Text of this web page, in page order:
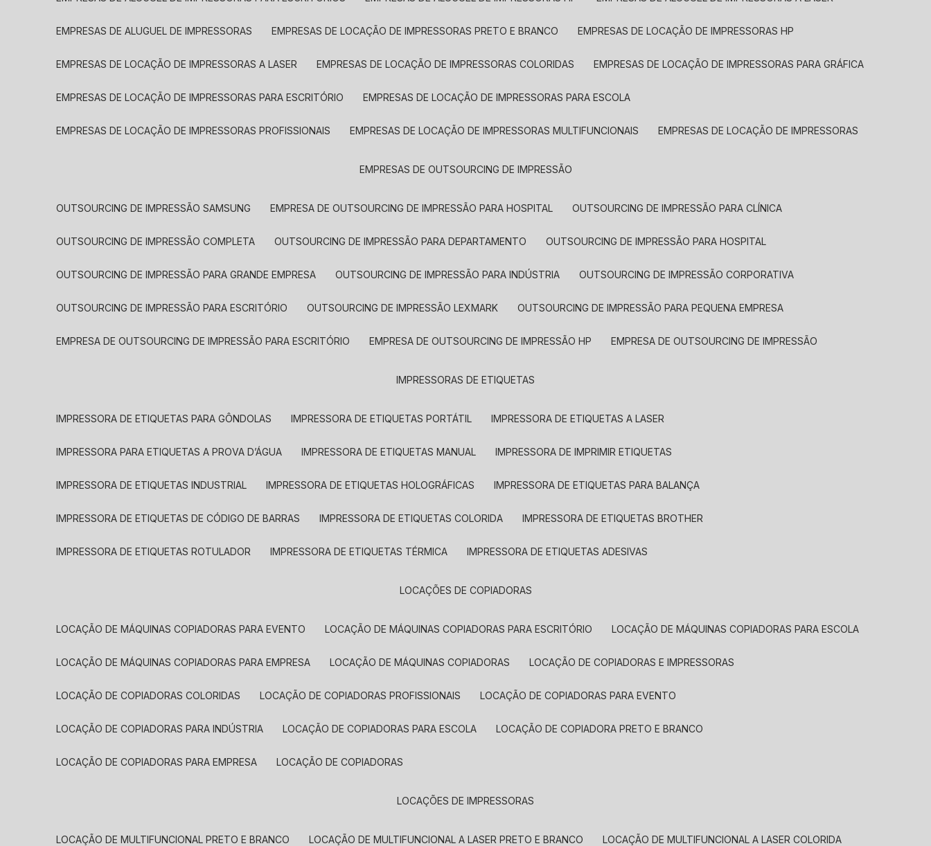
EMPRESAS DE ALUGUEL DE IMPRESSORAS EMPRESAS DE LOCAÇÃO DE IMPRESSORAS PRETO E BRANCO EMPRESAS DE LOCAÇÃO DE IMPRESSORAS HP
EMPRESAS DE LOCAÇÃO DE IMPRESSORAS A LASER EMPRESAS DE LOCAÇÃO DE IMPRESSORAS COLORIDAS EMPRESAS DE LOCAÇÃO DE IMPRESSORAS PARA GRÁFICA
EMPRESAS DE LOCAÇÃO DE IMPRESSORAS PARA ESCRITÓRIO EMPRESAS DE LOCAÇÃO DE IMPRESSORAS PARA ESCOLA
EMPRESAS DE LOCAÇÃO DE IMPRESSORAS PROFISSIONAIS EMPRESAS DE LOCAÇÃO DE IMPRESSORAS MULTIFUNCIONAIS EMPRESAS DE LOCAÇÃO DE IMPRESSORAS
EMPRESAS DE OUTSOURCING DE IMPRESSÃO
OUTSOURCING DE IMPRESSÃO SAMSUNG EMPRESA DE OUTSOURCING DE IMPRESSÃO PARA HOSPITAL OUTSOURCING DE IMPRESSÃO PARA CLÍNICA
OUTSOURCING DE IMPRESSÃO COMPLETA OUTSOURCING DE IMPRESSÃO PARA DEPARTAMENTO OUTSOURCING DE IMPRESSÃO PARA HOSPITAL
OUTSOURCING DE IMPRESSÃO PARA GRANDE EMPRESA OUTSOURCING DE IMPRESSÃO PARA INDÚSTRIA OUTSOURCING DE IMPRESSÃO CORPORATIVA
OUTSOURCING DE IMPRESSÃO PARA ESCRITÓRIO OUTSOURCING DE IMPRESSÃO LEXMARK OUTSOURCING DE IMPRESSÃO PARA PEQUENA EMPRESA
EMPRESA DE OUTSOURCING DE IMPRESSÃO PARA ESCRITÓRIO EMPRESA DE OUTSOURCING DE IMPRESSÃO HP EMPRESA DE OUTSOURCING DE IMPRESSÃO
IMPRESSORAS DE ETIQUETAS
IMPRESSORA DE ETIQUETAS PARA GÔNDOLAS IMPRESSORA DE ETIQUETAS PORTÁTIL IMPRESSORA DE ETIQUETAS A LASER
IMPRESSORA PARA ETIQUETAS A PROVA D’ÁGUA IMPRESSORA DE ETIQUETAS MANUAL IMPRESSORA DE IMPRIMIR ETIQUETAS
IMPRESSORA DE ETIQUETAS INDUSTRIAL IMPRESSORA DE ETIQUETAS HOLOGRÁFICAS IMPRESSORA DE ETIQUETAS PARA BALANÇA
IMPRESSORA DE ETIQUETAS DE CÓDIGO DE BARRAS IMPRESSORA DE ETIQUETAS COLORIDA IMPRESSORA DE ETIQUETAS BROTHER
IMPRESSORA DE ETIQUETAS ROTULADOR IMPRESSORA DE ETIQUETAS TÉRMICA IMPRESSORA DE ETIQUETAS ADESIVAS
LOCAÇÕES DE COPIADORAS
LOCAÇÃO DE MÁQUINAS COPIADORAS PARA EVENTO LOCAÇÃO DE MÁQUINAS COPIADORAS PARA ESCRITÓRIO LOCAÇÃO DE MÁQUINAS COPIADORAS PARA ESCOLA
LOCAÇÃO DE MÁQUINAS COPIADORAS PARA EMPRESA LOCAÇÃO DE MÁQUINAS COPIADORAS LOCAÇÃO DE COPIADORAS E IMPRESSORAS
LOCAÇÃO DE COPIADORAS COLORIDAS LOCAÇÃO DE COPIADORAS PROFISSIONAIS LOCAÇÃO DE COPIADORAS PARA EVENTO
LOCAÇÃO DE COPIADORAS PARA INDÚSTRIA LOCAÇÃO DE COPIADORAS PARA ESCOLA LOCAÇÃO DE COPIADORA PRETO E BRANCO
LOCAÇÃO DE COPIADORAS PARA EMPRESA LOCAÇÃO DE COPIADORAS
LOCAÇÕES DE IMPRESSORAS
LOCAÇÃO DE MULTIFUNCIONAL PRETO E BRANCO LOCAÇÃO DE MULTIFUNCIONAL A LASER PRETO E BRANCO LOCAÇÃO DE MULTIFUNCIONAL A LASER COLORIDA